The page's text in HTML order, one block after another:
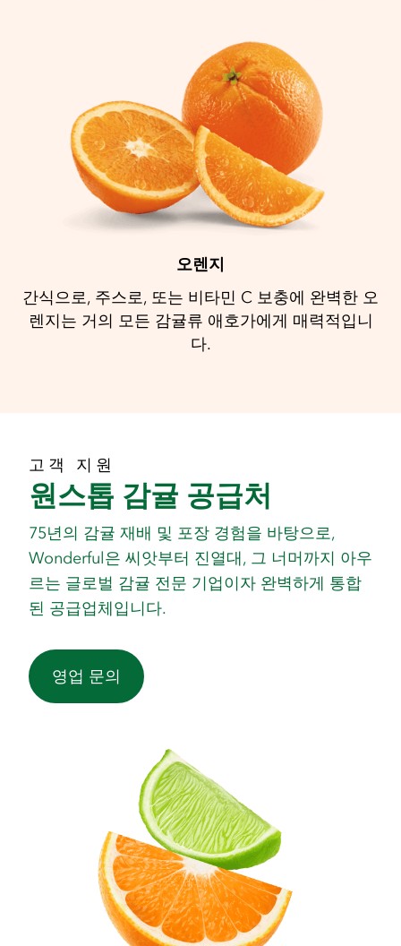
오렌지
간식으로, 주스로, 또는 비타민 C 보충에 완벽한 오
렌지는 거의 모든 감귤류 애호가에게 매력적입니
다.
고객 지원
원스톱 감귤 공급처
75년의 감귤 재배 및 포장 경험을 바탕으로,
Wonderful은 씨앗부터 진열대, 그 너머까지 아우
르는 글로벌 감귤 전문 기업이자 완벽하게 통합
된 공급업체입니다.
영업 문의